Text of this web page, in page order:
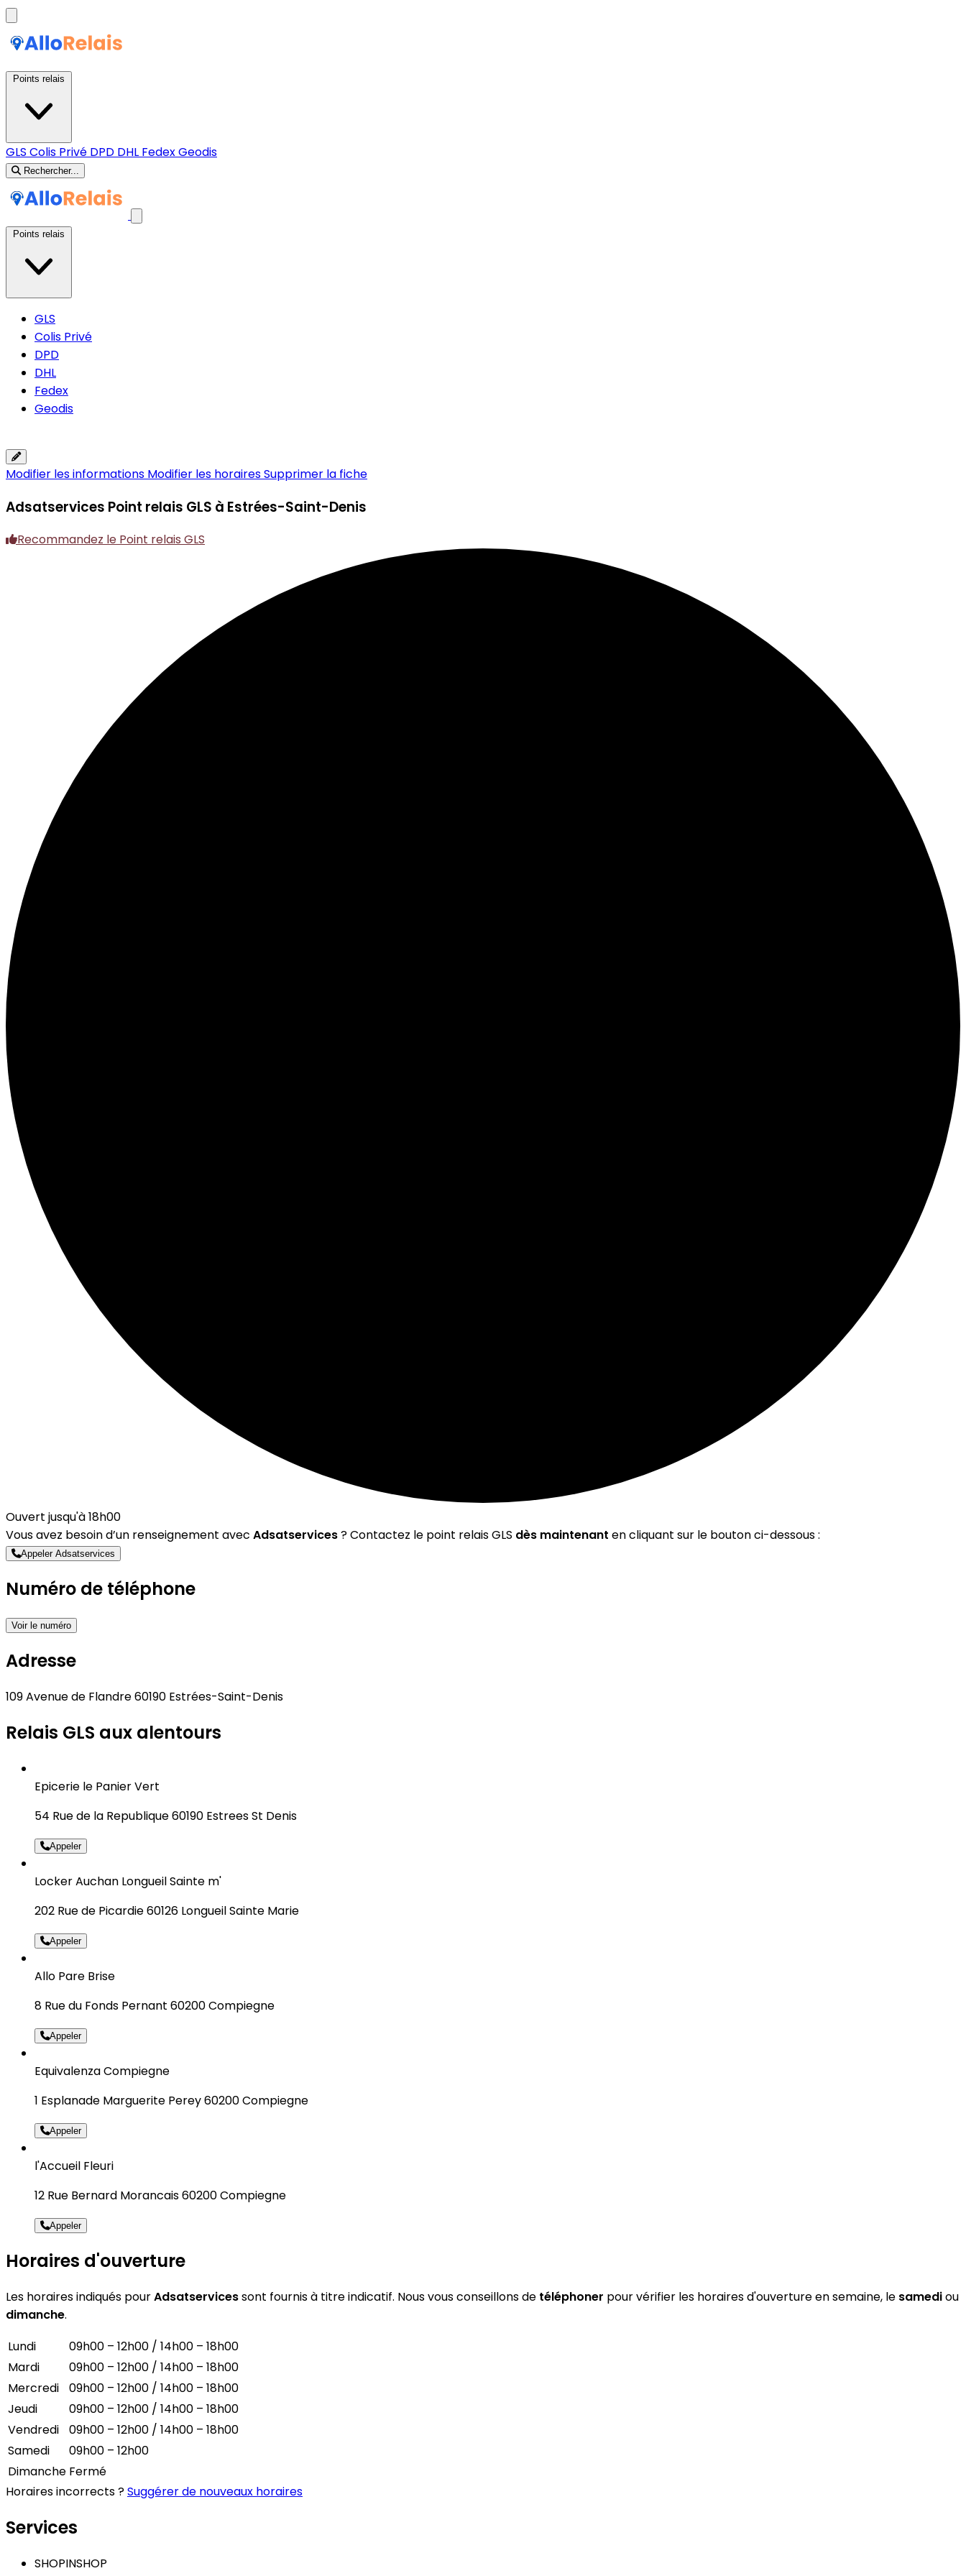
GLS Colis Privé DPD DHL FedexGeodis
Rechercher...
GLS
Colis Privé
DPD
DHL
Fedex
Geodis
Modifier les informations Modifier les horairesSupprimer la fiche
Adsatservices Point relais GLS à Estrées-Saint-Denis
Recommandez le Point relais GLS
Ouvert jusqu'à 18h00
Vous avez besoin d’un renseignement avec Adsatservices? Contactez le point relais GLS dès maintenant en cliquant sur le bouton ci-dessous :
Appeler Adsatservices
Numéro de téléphone
Voir le numéro
Adresse
109 Avenue de Flandre 60190 Estrées-Saint-Denis
Relais GLS aux alentours
Epicerie le Panier Vert
54 Rue de la Republique 60190 Estrees St Denis
Appeler
Locker Auchan Longueil Sainte m'
202 Rue de Picardie 60126 Longueil Sainte Marie
Appeler
Allo Pare Brise
8 Rue du Fonds Pernant 60200 Compiegne
Appeler
Equivalenza Compiegne
1 Esplanade Marguerite Perey 60200 Compiegne
Appeler
l'Accueil Fleuri
12 Rue Bernard Morancais 60200 Compiegne
Appeler
Horaires d'ouverture
Les horaires indiqués pourAdsatservicessont fournis à titre indicatif. Nous vous conseillons de téléphoner pour vérifier les horaires d'ouverture en semaine, le samediou
dimanche.
Lundi
09h00 – 12h00 / 14h00 – 18h00
Mardi
09h00 – 12h00 / 14h00 – 18h00
Mercredi
09h00 – 12h00 / 14h00 – 18h00
Jeudi
09h00 – 12h00 / 14h00 – 18h00
Vendredi
09h00 – 12h00 / 14h00 – 18h00
Samedi
09h00 – 12h00
Dimanche Fermé
Horaires incorrects ?Suggérer de nouveaux horaires
Services
SHOPINSHOP